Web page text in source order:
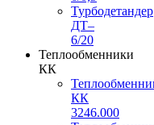
Турбодетандер
ДТ–
6/20
Теплообменники
КК
КК
3246.000